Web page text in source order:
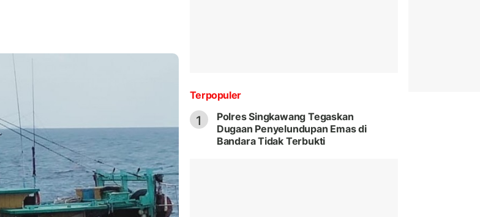
Terpopuler
1
Polres Singkawang Tegaskan
Dugaan Penyelundupan Emas di
Bandara Tidak Terbukti